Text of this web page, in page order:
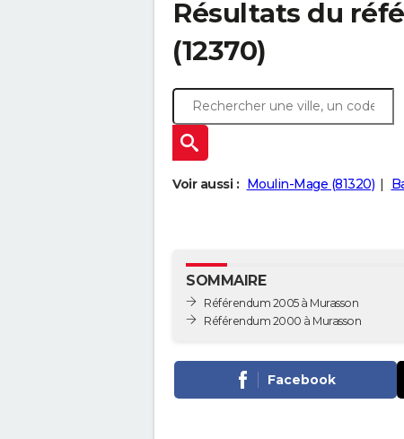
Résultats du
(12370)
Voir aussi : Moulin-Mage (81320)
SOMMAIRE
Référendum 2005 à Murasson
Référendum 2000 à Murasson
Facebook